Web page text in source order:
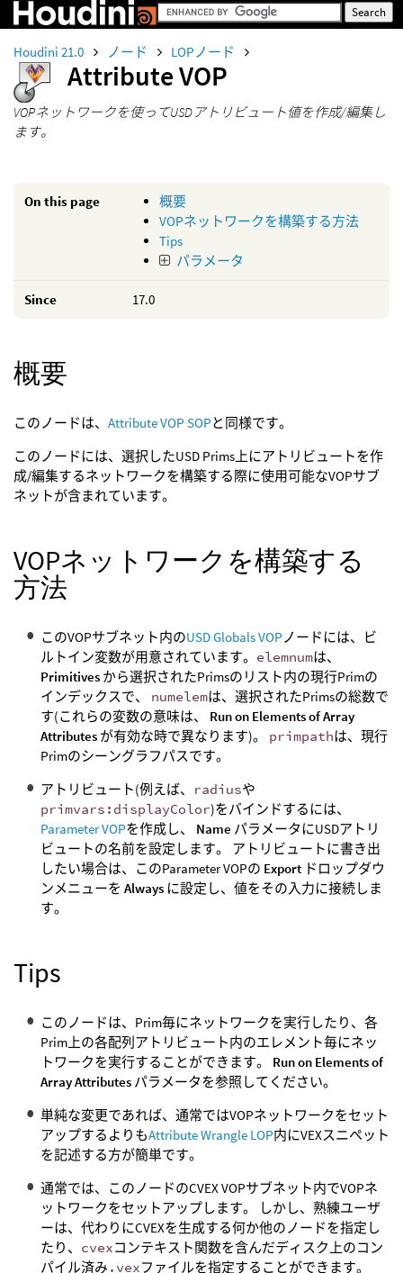
Houdini 21.0 ノード LOPノード
Attribute VOP
VOPネットワークを使ってUSDアトリビュート値を作成/編集し
ます。
On this page
概要
VOPネットワークを構築する方法
Tips
パラメータ
Since 17.0
概要
このノードは、 Attribute VOP SOPと同様です。
このノードには、選択したUSD Prims上にアトリビュートを作
成/編集するネットワークを構築する際に使用可能なVOPサブ
ネットが含まれています。
VOPネットワークを構築する
方法
このVOPサブネット内のUSD Globals VOPノードには、ビ
ルトイン変数が用意されています。 elemnumは、
Primitives から選択されたPrimsのリスト内の現行Primの
インデックスで、 numelemは、選択されたPrimsの総数で
す(これらの変数の意味は、 Run on Elements of Array
Attributes が有効な時で異なります)。 primpathは、現行
Primのシーングラフパスです。
アトリビュート(例えば、
radiusや
primvars:displayColor)をバインドするには、
Parameter VOPを作成し、 Name パラメータにUSDアトリ
ビュートの名前を設定します。 アトリビュートに書き出
したい場合は、このParameter VOPの Export ドロップダウ
ンメニューを Always に設定し、値をその入力に接続しま
す。
Tips
このノードは、Prim毎にネットワークを実行したり、各
Prim上の各配列アトリビュート内のエレメント毎にネッ
トワークを実行することができます。 Run on Elements of
Array Attributes パラメータを参照してください。
単純な変更であれば、通常ではVOPネットワークをセット
アップするよりもAttribute Wrangle LOP内にVEXスニペット
を記述する方が簡単です。
通常では、このノードのCVEX VOPサブネット内でVOPネ
ットワークをセットアップします。 しかし、熟練ユーザ
ーは、代わりにCVEXを生成する何か他のノードを指定し
たり、 cvexコンテキスト関数を含んだディスク上のコン
パイル済み .vexファイルを指定することができます。